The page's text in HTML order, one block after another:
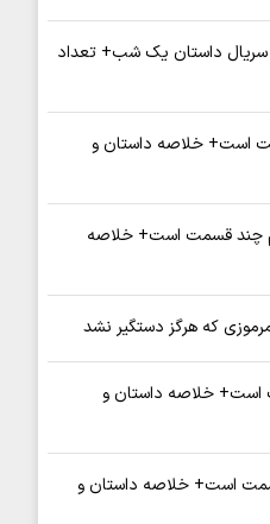
سریال داستان یک شب+ تعداد
است+ خلاصه داستان و
چند قسمت است+ خلاصه
که هرگز دستگیر نشد
خلاصه داستان و
است+ خلاصه داستان و